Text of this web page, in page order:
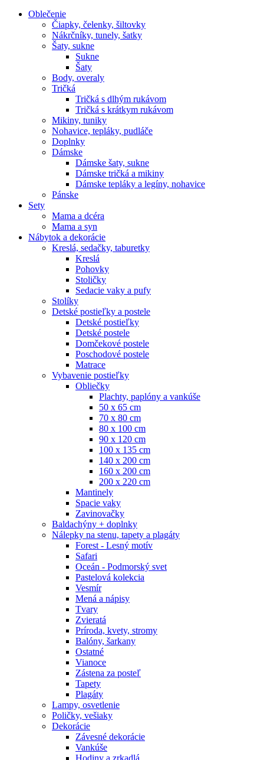
Oblečenie
Čiapky, čelenky, šiltovky
Nákrčníky, tunely, šatky
Šaty, sukne
Sukne
Šaty
Body, overaly
Tričká
Tričká s dlhým rukávom
Tričká s krátkym rukávom
Mikiny, tuniky
Nohavice, tepláky, pudláče
Doplnky
Dámske
Dámske šaty, sukne
Dámske tričká a mikiny
Dámske tepláky a legíny, nohavice
Pánske
Sety
Mama a dcéra
Mama a syn
Nábytok a dekorácie
Kreslá, sedačky, taburetky
Kreslá
Pohovky
Stoličky
Sedacie vaky a pufy
Stolíky
Detské postieľky a postele
Detské postieľky
Detské postele
Domčekové postele
Poschodové postele
Matrace
Vybavenie postieľky
Obliečky
Plachty, paplóny a vankúše
50 x 65 cm
70 x 80 cm
80 x 100 cm
90 x 120 cm
100 x 135 cm
140 x 200 cm
160 x 200 cm
200 x 220 cm
Mantinely
Spacie vaky
Zavinovačky
Baldachýny + doplnky
Nálepky na stenu, tapety a plagáty
Forest - Lesný motív
Safari
Oceán - Podmorský svet
Pastelová kolekcia
Vesmír
Mená a nápisy
Tvary
Zvieratá
Príroda, kvety, stromy
Balóny, šarkany
Ostatné
Vianoce
Zástena za posteľ
Tapety
Plagáty
Lampy, osvetlenie
Poličky, vešiaky
Dekorácie
Závesné dekorácie
Vankúše
Hodiny a zrkadlá